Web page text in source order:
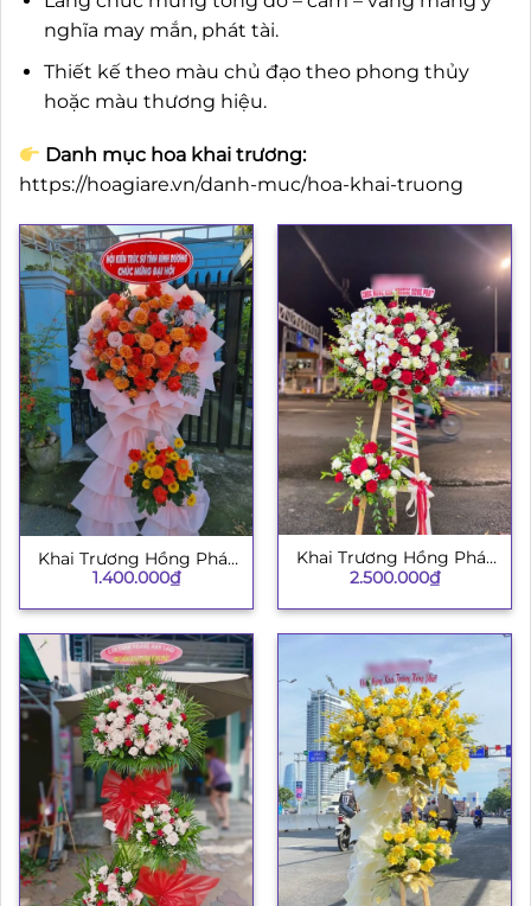
nghĩa may mắn, phát tài.
Thiết kế theo màu chủ đạo theo phong thủy
hoặc màu thương hiệu.
Danh mục hoa khai trương:
https://hoagiare.vn/danh-muc/hoa-khai-truong
Khai Trương Hồng Phát
H009
1.400.000₫
Khai Trương Hồng Phát
002
2.500.000₫